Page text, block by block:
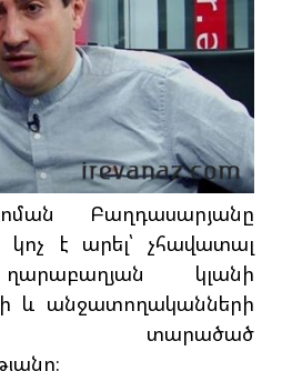
Բաղդասարյանը
է արել՝ չհավատալ
կլանի
և անջատողականների
տարածած